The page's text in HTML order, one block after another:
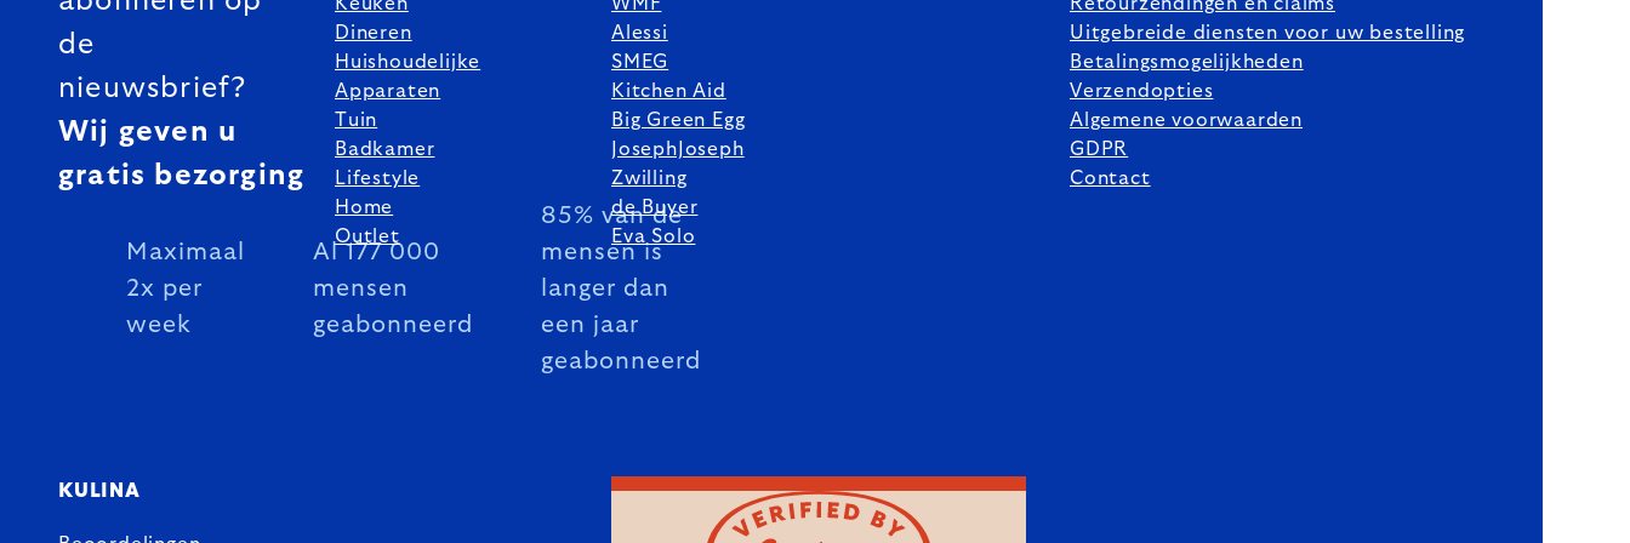
de
nieuwsbrief?
Wij geven u
gratis bezorging
Maximaal
2x per
week
Al 177 000
mensen
geabonneerd
85% van de
mensen is
langer dan
een jaar
geabonneerd
Dineren
Huishoudelijke
Apparaten
Tuin
Badkamer
Lifestyle
Home
Outlet
Alessi
SMEG
Kitchen Aid
Big Green Egg
JosephJoseph
Zwilling
de Buyer
Eva Solo
Uitgebreide diensten voor uw bestelling
Betalingsmogelijkheden
Verzendopties
Algemene voorwaarden
GDPR
Contact
KULINA